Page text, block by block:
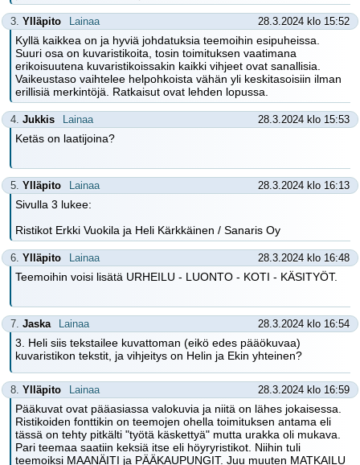
3. Ylläpito Lainaa 28.3.2024 klo 15:52
Kyllä kaikkea on ja hyviä johdatuksia teemoihin esipuheissa.
Suuri osa on kuvaristikoita, tosin toimituksen vaatimana
erikoisuutena kuvaristikoissakin kaikki vihjeet ovat sanallisia.
Vaikeustaso vaihtelee helpohkoista vähän yli keskitasoisiin ilman
erillisiä merkintöjä. Ratkaisut ovat lehden lopussa.
4. Jukkis Lainaa 28.3.2024 klo 15:53
Ketäs on laatijoina?
5. Ylläpito Lainaa 28.3.2024 klo 16:13
Sivulla 3 lukee:
Ristikot Erkki Vuokila ja Heli Kärkkäinen / Sanaris Oy
6. Ylläpito Lainaa 28.3.2024 klo 16:48
Teemoihin voisi lisätä URHEILU - LUONTO - KOTI - KÄSITYÖT.
7. Jaska Lainaa 28.3.2024 klo 16:54
3. Heli siis tekstailee kuvattoman (eikö edes pääökuvaa)
kuvaristikon tekstit, ja vihjeitys on Helin ja Ekin yhteinen?
8. Ylläpito Lainaa 28.3.2024 klo 16:59
Pääkuvat ovat pääasiassa valokuvia ja niitä on lähes jokaisessa.
Ristikoiden fonttikin on teemojen ohella toimituksen antama eli
tässä on tehty pitkälti "työtä käskettyä" mutta urakka oli mukava.
Pari teemaa saatiin keksiä itse eli höyryristikot. Niihin tuli
teemoiksi MAANÄITI ja PÄÄKAUPUNGIT. Juu muuten MATKAILU